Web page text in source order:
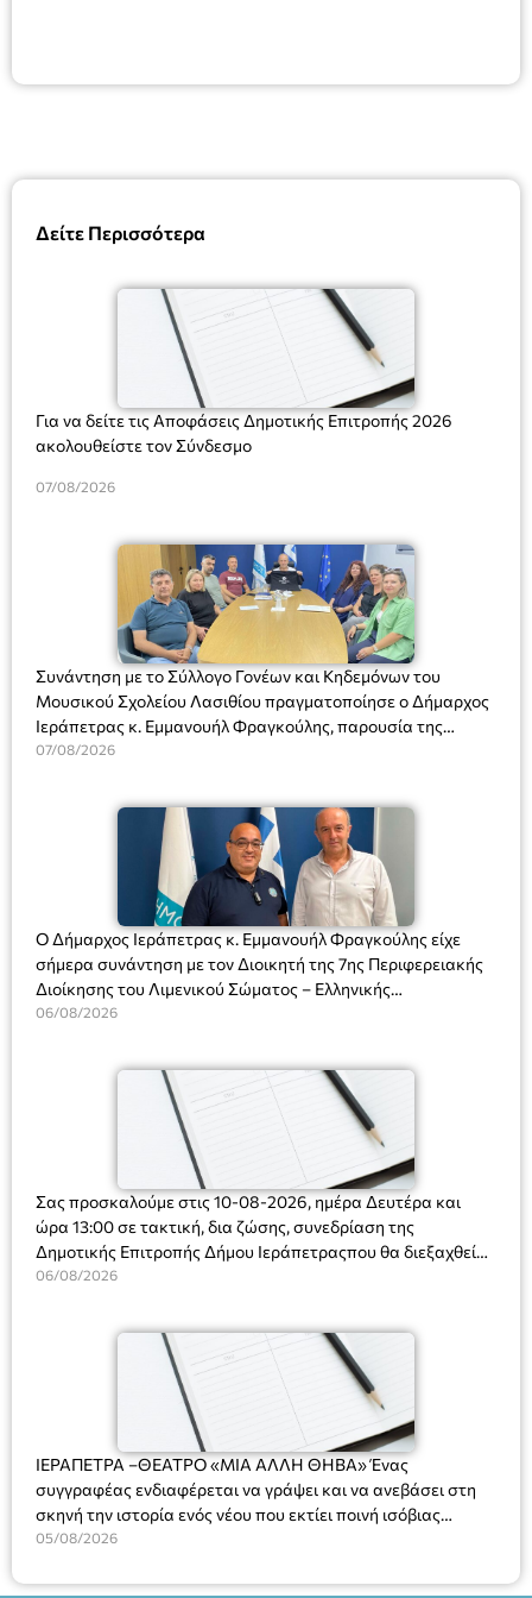
Δείτε Περισσότερα
Για να δείτε τις Αποφάσεις Δημοτικής Επιτροπής 2026
ακολουθείστε τον Σύνδεσμο
07/08/2026
Συνάντηση με το Σύλλογο Γονέων και Κηδεμόνων του
Μουσικού Σχολείου Λασιθίου πραγματοποίησε ο Δήμαρχος
Ιεράπετρας κ. Εμμανουήλ Φραγκούλης, παρουσία της
Διευθύντριας του σχολείου κας Μαριάννας Χαΐτα.
07/08/2026
Ο Δήμαρχος Ιεράπετρας κ. Εμμανουήλ Φραγκούλης είχε
σήμερα συνάντηση με τον Διοικητή της 7ης Περιφερειακής
Διοίκησης του Λιμενικού Σώματος – Ελληνικής
Ακτοφυλακής (Λ.Σ.-ΕΛ.ΑΚΤ.), Αρχιπλοίαρχο Λ.Σ. κ. Ιωάννη
06/08/2026
Σας προσκαλούμε στις 10-08-2026, ημέρα Δευτέρα και
ώρα 13:00 σε τακτική, δια ζώσης, συνεδρίαση της
Δημοτικής Επιτροπής Δήμου Ιεράπετραςπου θα διεξαχθεί
στο Δημοτικό Κατάστημα, Δημοκρατίας 31 στην αίθουσα
και λήψη αποφάσεων στα παρακάτω θέματα:
06/08/2026
ΙΕΡΑΠΕΤΡΑ –ΘΕΑΤΡΟ «ΜΙΑ ΑΛΛΗ ΘΗΒΑ» Ένας
συγγραφέας ενδιαφέρεται να γράψει και να ανεβάσει στη
σκηνή την ιστορία ενός νέου που εκτίει ποινή ισόβιας
κάθειρξης για πατροκτονία. Ένα πολυβραβευμένο έργο για
ασθένεια, τον ερωτισμό. Ένα έργο αινιγματικό, συγκινητικό,
05/08/2026